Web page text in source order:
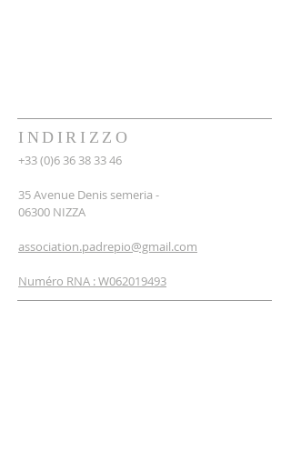
INDIRIZZO
+33 (0)6 36 38 33 46
35 Avenue Denis semeria -
06300 NIZZA
association.padrepio@gmail.com
Numéro RNA : W062019493